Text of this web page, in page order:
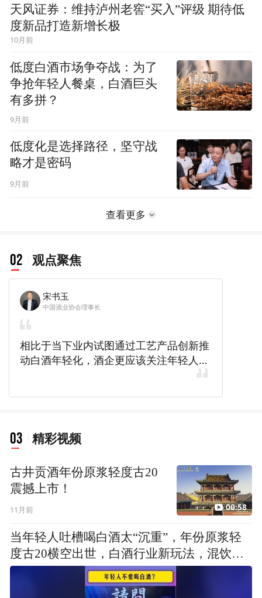
天风证券：维持泸州老窖“买入”评级 期待低
度新品打造新增长极
10月前
低度白酒市场争夺战：为了
争抢年轻人餐桌，白酒巨头
有多拼？
9月前
低度化是选择路径，坚守战
略才是密码
9月前
查看更多
02 观点聚焦
宋书玉
中国酒业协会理事长
相比于当下业内试图通过工艺产品创新推
动白酒年轻化，酒企更应该关注年轻人真
03 精彩视频
古井贡酒年份原浆轻度古20
震撼上市！
11月前 00:58
当年轻人吐槽喝白酒太“沉重”，年份原浆轻
度古20横空出世，白酒行业新玩法，混饮百
搭超有趣。听凤凰卫视《笑逐言开》主持人
尉迟琳嘉一顿唠，这酒直接把我拿捏住了，